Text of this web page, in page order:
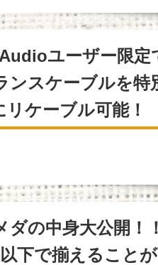
ユーザー限定
ンスケーブルを特
リケーブル可能！
ダの中身大公開！
下で揃えること